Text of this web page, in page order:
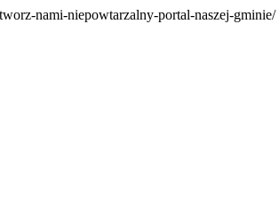
nami-niepowtarzalny-portal-naszej-gminie/